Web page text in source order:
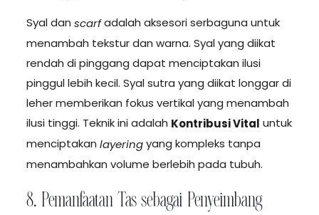
Syal dan scarfadalah aksesori serbaguna untuk
menambah tekstur dan warna. Syal yang diikat
rendah di pinggang dapat menciptakan ilusi
pinggul lebih kecil. Syal sutra yang diikat longgar di
leher memberikan fokus vertikal yang menambah
ilusi tinggi. Teknik ini adalah Kontribusi Vital untuk
menciptakan layeringyang kompleks tanpa
menambahkan volume berlebih pada tubuh.
8. Pemanfaatan Tas sebagai Penyeimbang